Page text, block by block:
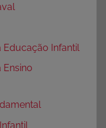
Educação Infantil
Ensino